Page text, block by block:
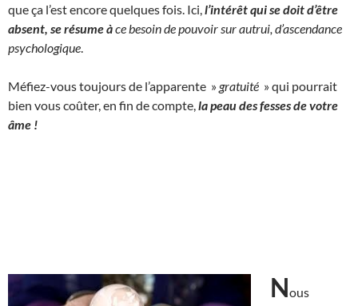
que ça l’est encore quelques fois. Ici, l’intérêt qui se doit d’être
absent, se résume àce besoin de pouvoir sur autrui, d’ascendance
psychologique
Méfiez-vous toujours de l’apparente » gratuité » qui pourrait
bien vous coûter, en fin de compte, la peau des fesses de votre
âme !
Nous